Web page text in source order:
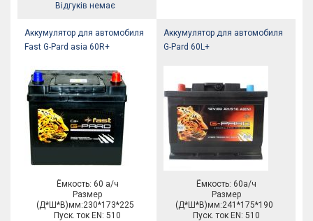
Відгуків немає
Аккумулятор для автомобиля
Fast G-Pard asia 60R+
Ёмкость: 60 а/ч
Размер
(Д*Ш*В)мм:230*173*225
Пуск. ток EN: 510
Аккумулятор для автомобиля
G-Pard 60L+
Ёмкость: 60а/ч
Размер
(Д*Ш*В)мм:241*175*190
Пуск. ток EN: 510